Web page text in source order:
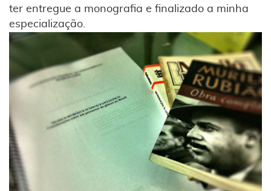
ter entregue a monografia e finalizado a minha
especialização.